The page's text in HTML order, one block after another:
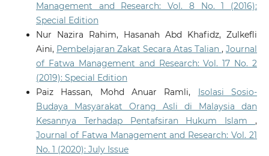
Management and Research: Vol. 8 No. 1 (2016):
Special Edition
Nur Nazira Rahim, Hasanah Abd Khafidz, Zulkefli
Aini, Pembelajaran Zakat Secara Atas Talian,Journal
of Fatwa Management and Research: Vol. 17 No. 2
(2019): Special Edition
Paiz Hassan, Mohd Anuar Ramli, Isolasi Sosio-
Budaya Masyarakat Orang Asli di Malaysia dan
Kesannya Terhadap Pentafsiran Hukum Islam,
Journal of Fatwa Management and Research: Vol. 21
No. 1 (2020): July Issue